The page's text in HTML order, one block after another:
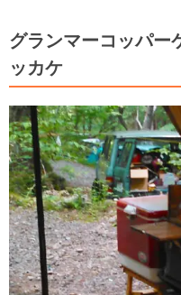
グランマーコッパー
ッカケ